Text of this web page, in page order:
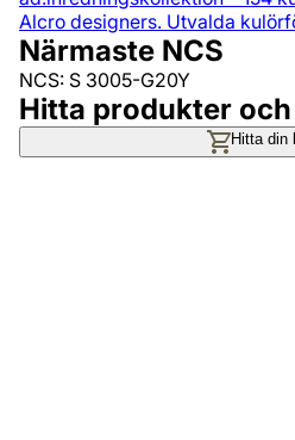
Alcro designers. Utvalda
Närmaste NCS
NCS: S 3005-G20Y
Hitta produkter
Hitta din